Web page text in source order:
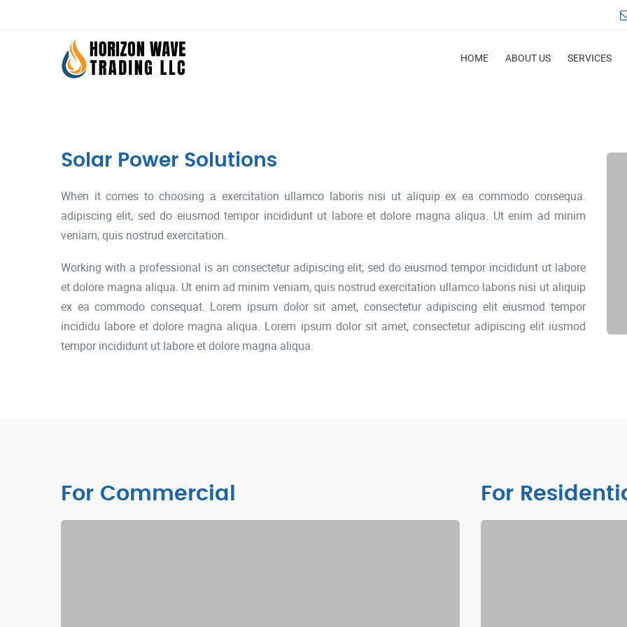
HOME ABOUT US SERVICES
Solar Power Solutions
When it comes to choosing a exercitation ullamco laboris nisi ut aliquip ex ea commodo consequa.
adipiscing elit, sed do eiusmod tempor incididunt ut labore et dolore magna aliqua. Ut enim ad minim
veniam, quis nostrud exercitation.
Working with a professional is an consectetur adipiscing elit, sed do eiusmod tempor incididunt ut labore
et dolore magna aliqua. Ut enim ad minim veniam, quis nostrud exercitation ullamco laboris nisi ut aliquip
ex ea commodo consequat. Lorem ipsum dolor sit amet, consectetur adipiscing elit eiusmod tempor
incididu labore et dolore magna aliqua. Lorem ipsum dolor sit amet, consectetur adipiscing elit iusmod
tempor incididunt ut labore et dolore magna aliqua.
For Commercial For